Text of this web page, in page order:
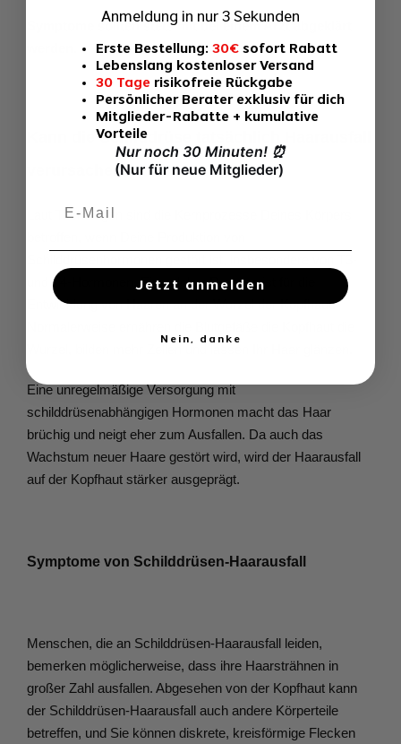
Symptome sollten stets mit bei einem Arzt abgeklärt
Kann die Schilddrüse tatsächlich Haarausfall
verursachen?
Laut Trichologen sind die Kernprozesse Deines Körpers
und T4-Hormonen. Ein solcher Prozess ist für die
Entwicklung von Haaren an der Wurzel der Kopfhaut.
Eine unregelmäßige Versorgung mit
schilddrüsenabhängigen Hormonen macht das Haar
brüchig und neigt eher zum Ausfallen. Da auch das
Wachstum neuer Haare gestört wird, wird der Haarausfall
auf der Kopfhaut stärker ausgeprägt.
Symptome von Schilddrüsen-Haarausfall
Menschen, die an Schilddrüsen-Haarausfall leiden,
bemerken möglicherweise, dass ihre Haarsträhnen in
großer Zahl ausfallen. Abgesehen von der Kopfhaut kann
der Schilddrüsen-Haarausfall auch andere Körperteile
betreffen, und Sie können diskrete, kreisförmige Flecken
Anmeldung in nur 3 Sekunden
Erste Bestellung: 30€ sofort Rabatt
Lebenslang kostenloser Versand
30 Tage risikofreie Rückgabe
Persönlicher Berater exklusiv für dich
Mitglieder-Rabatte + kumulative
Vorteile
Nur noch 30 Minuten! ⏰
(Nur für neue Mitglieder)
Jetzt anmelden
Nein, danke